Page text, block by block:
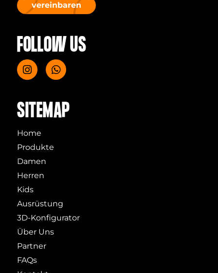
vereinbaren
FOLLOW US
SITEMAP
Home
Produkte
Damen
Herren
Kids
Ausrüstung
3D-Konfigurator
Über Uns
Partner
FAQs